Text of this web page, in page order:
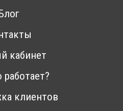
Блог
кабинет
работает?
клиентов